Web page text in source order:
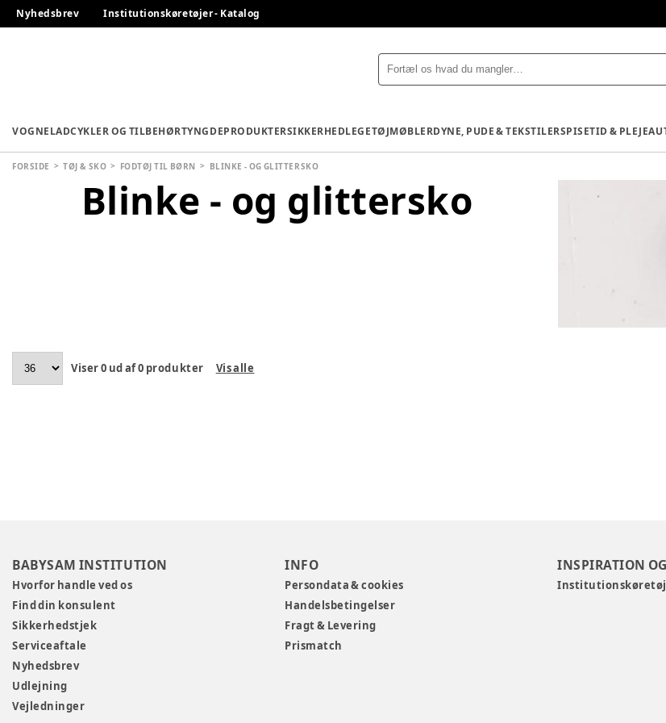
Nyhedsbrev Institutionskøretøjer - Katalog
VOGNELADCYKLER OG TILBEHØRTYNGDEPRODUKTERSIKKERHEDLEGETØJMØBLERDYNE, PUDE & TEKSTILERSPISETID & PLEJE
FORSIDE TØJ & SKO FODTØJ TIL BØRN BLINKE - OG GLITTERSKO
Blinke - og glittersko
Viser0 ud af0 produkter Vis alle
BABYSAM INSTITUTION
Hvorfor handle ved os
Find din konsulent
Sikkerhedstjek
Serviceaftale
Nyhedsbrev
Udlejning
Vejledninger
INFO
Persondata & cookies
Handelsbetingelser
Fragt & Levering
Prismatch
INSPIRATION